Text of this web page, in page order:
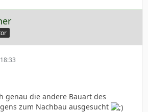
genau die andere Bauart des
zum Nachbau ausgesucht